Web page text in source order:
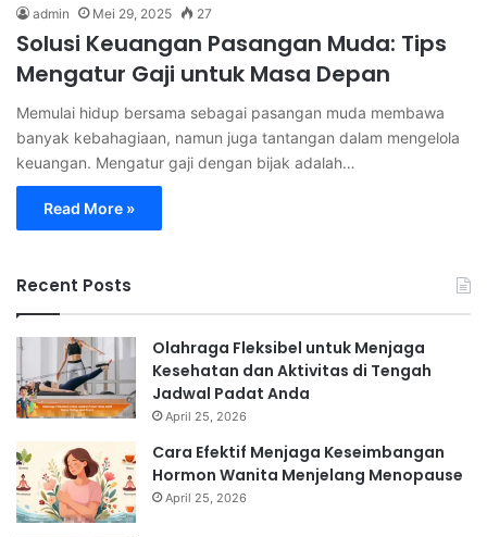
admin Mei 29, 2025 27
Solusi Keuangan Pasangan Muda: Tips
Mengatur Gaji untuk Masa Depan
Memulai hidup bersama sebagai pasangan muda membawa
banyak kebahagiaan, namun juga tantangan dalam mengelola
keuangan. Mengatur gaji dengan bijak adalah…
Read More »
Recent Posts
Olahraga Fleksibel untuk Menjaga
Kesehatan dan Aktivitas di Tengah
Jadwal Padat Anda
April 25, 2026
Cara Efektif Menjaga Keseimbangan
Hormon Wanita Menjelang Menopause
April 25, 2026